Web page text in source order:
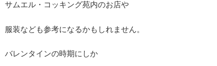
サムエル・コッキング苑内のお店や
服装なども参考になるかもしれません。
バレンタインの時期にしか